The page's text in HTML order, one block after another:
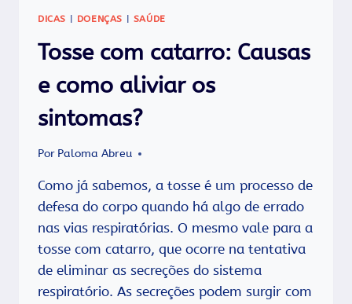
DICAS | DOENÇAS | SAÚDE
Tosse com catarro: Causas
e como aliviar os
sintomas?
Por Paloma Abreu
Como já sabemos, a tosse é um processo de
defesa do corpo quando há algo de errado
nas vias respiratórias. O mesmo vale para a
tosse com catarro, que ocorre na tentativa
de eliminar as secreções do sistema
respiratório. As secreções podem surgir com